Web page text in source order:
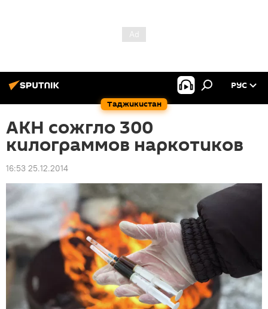
Таджикистан
РУС
АКН сожгло 300
килограммов наркотиков
16:53 25.12.2014